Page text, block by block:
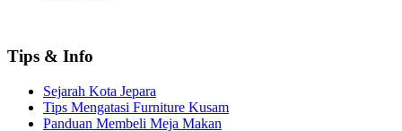
Tips & Info
Sejarah Kota Jepara
Tips Mengatasi Furniture Kusam
Panduan Membeli Meja Makan